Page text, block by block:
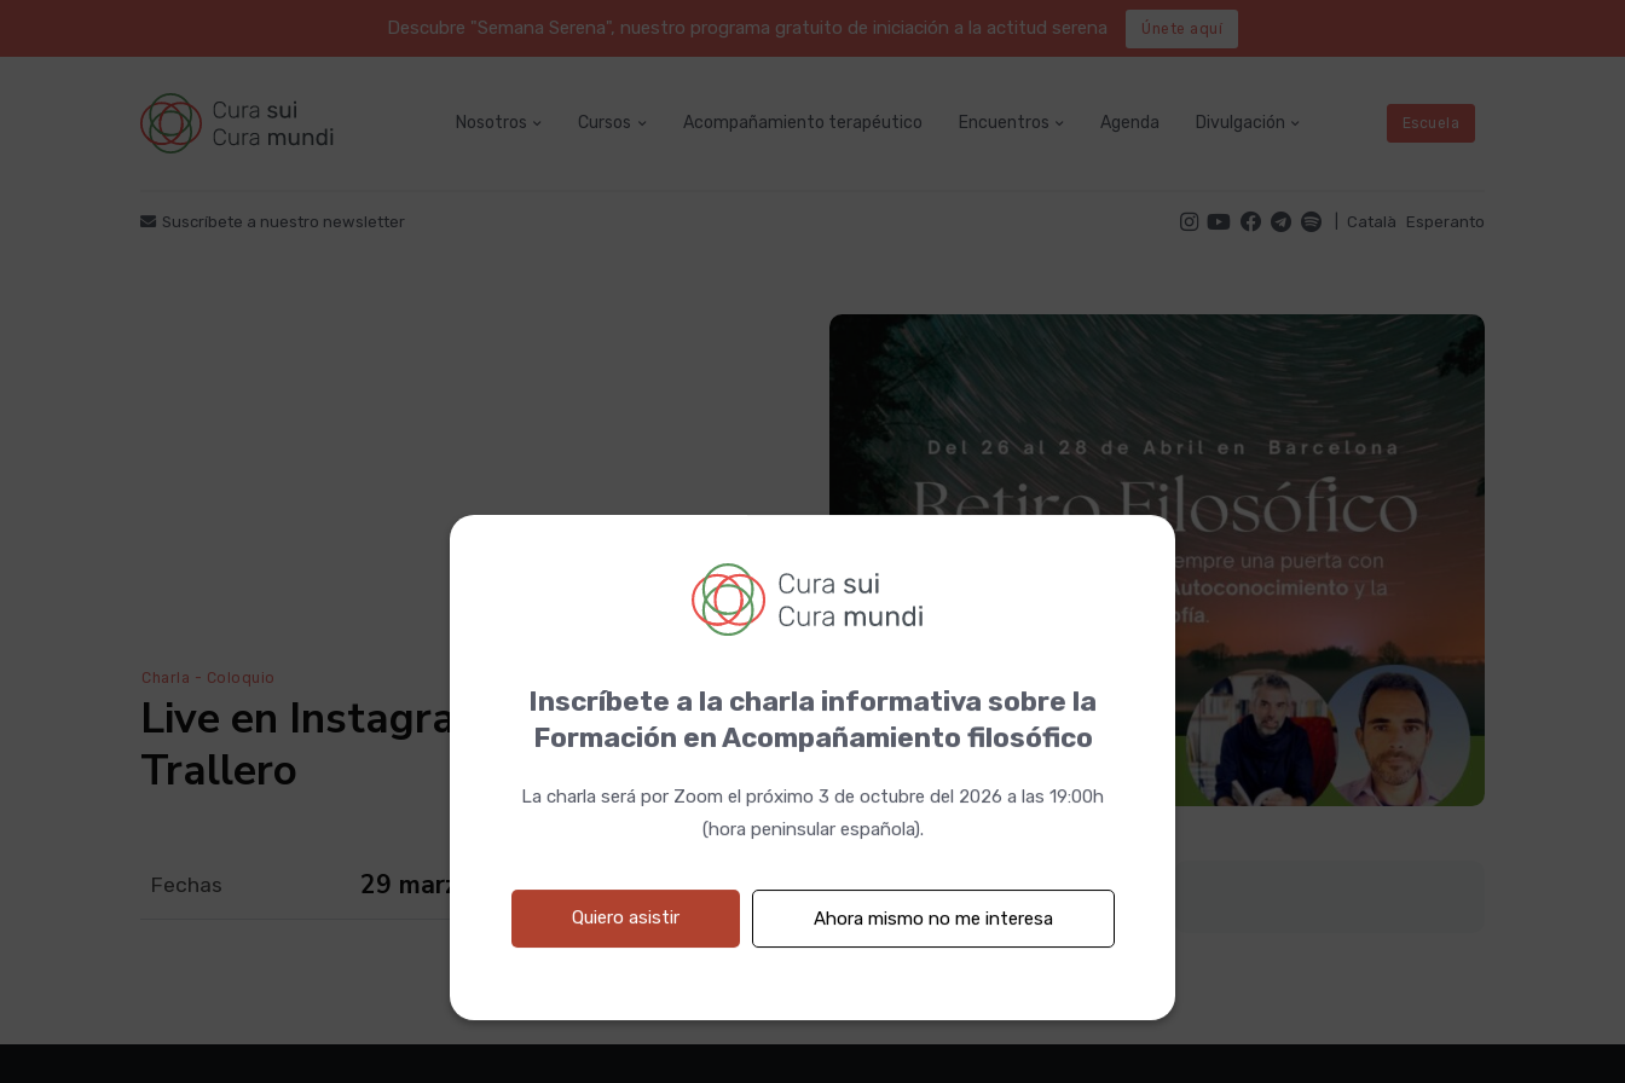
Descubre "Semana Serena", nuestro programa gratuito de iniciación a la actitud serena Únete aquí
Nosotros Cursos Acompañamiento terapéutico Encuentros Agenda Divulgación Escuela
Suscríbete a nuestro newsletter Català Esperanto
Charla - Coloquio
Live en Instagram con Sergio
Trallero
Fechas 29 marzo 2024 19:00h
Inscríbete a la charla informativa sobre la
Formación en Acompañamiento filosófico
La charla será por Zoom el próximo 3 de octubre del 2026 a las 19:00h
(hora peninsular española).
Quiero asistir Ahora mismo no me interesa